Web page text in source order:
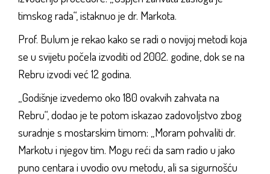
timskog rada“, istaknuo je dr. Markota.
Prof. Bulum je rekao kako se radi o novijoj metodi koja
se u svijetu počela izvoditi od 2002. godine, dok se na
Rebru izvodi već 12 godina.
„Godišnje izvedemo oko 180 ovakvih zahvata na
Rebru“, dodao je te potom iskazao zadovoljstvo zbog
suradnje s mostarskim timom: „Moram pohvaliti dr.
Markotu i njegov tim. Mogu reći da sam radio u jako
puno centara i uvodio ovu metodu, ali sa sigurnošću